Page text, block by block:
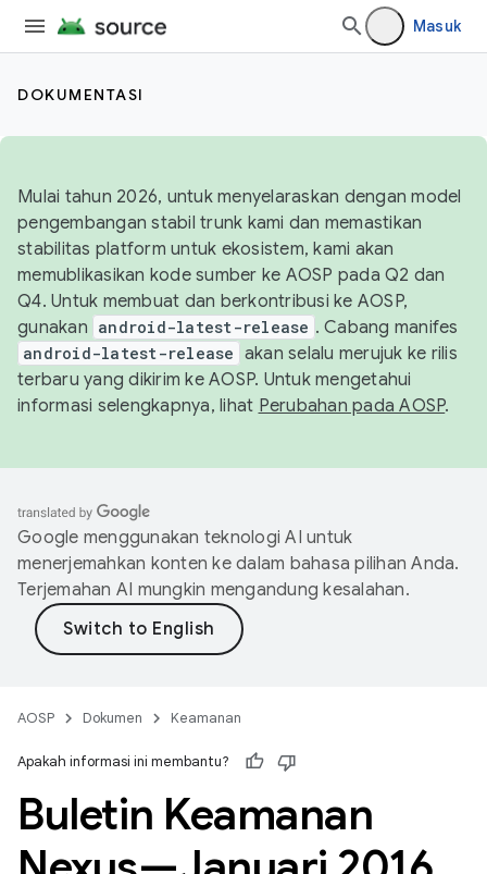
Masuk
DOKUMENTASI
Mulai tahun 2026, untuk menyelaraskan dengan model
pengembangan stabil trunk kami dan memastikan
stabilitas platform untuk ekosistem, kami akan
memublikasikan kode sumber ke AOSP pada Q2 dan
Q4. Untuk membuat dan berkontribusi ke AOSP,
gunakan android-latest-release . Cabang manifes
android-latest-release akan selalu merujuk ke rilis
terbaru yang dikirim ke AOSP. Untuk mengetahui
informasi selengkapnya, lihat Perubahan pada AOSP.
Google menggunakan teknologi AI untuk
menerjemahkan konten ke dalam bahasa pilihan Anda.
Terjemahan AI mungkin mengandung kesalahan.
AOSP Dokumen Keamanan
Apakah informasi ini membantu?
Buletin Keamanan